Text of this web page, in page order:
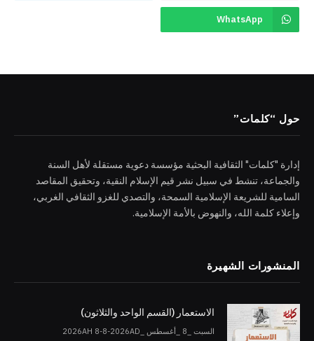
WhatsApp
حول “كلمات”
إدارة "كلمات" الثقافية البحثية مؤسسة دعوية مستقلة لأهل السنة
والجماعة، تنشط في سبيل نشر قيم الإسلام النقية، وتحقيق المقاصد
السامية للشريعة الإسلامية السمحة، والتصدي للغزو الثقافي الغربي،
وإعلاء كلمة الله، والنهوض بالأمة الإسلامية.
المنشورات الشهيرة
الاستعمار (القسم الواحد والثلاثون)
السبت _8 _أغسطس _2026AH 8-8-2026AD